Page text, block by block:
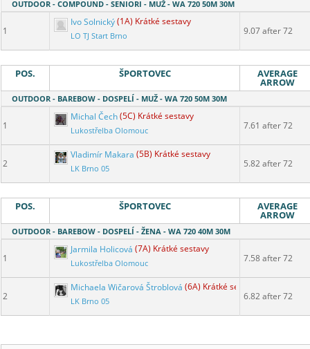
OUTDOOR - COMPOUND - SENIORI - MUŽ - WA 720 50M 30M
1
Ivo Solnický(1A) Krátké sestavy
LO TJ Start Brno 9.07 after 72
POS. ŠPORTOVEC AVERAGE
ARROW
OUTDOOR - BAREBOW - DOSPELÍ - MUŽ - WA 720 50M 30M
1
Michal Čech(5C) Krátké sestavy
Lukostřelba Olomouc 7.61 after 72
2
Vladimír Makara (5B) Krátké sestavy
LK Brno 05 5.82 after 72
POS. ŠPORTOVEC AVERAGE
ARROW
OUTDOOR - BAREBOW - DOSPELÍ - ŽENA - WA 720 40M 30M
1
Jarmila Holicová (7A) Krátké sestavy
Lukostřelba Olomouc 7.58 after 72
2
Michaela Wičarová Štroblová (6A) Krátké sestavy
LK Brno 05 6.82 after 72